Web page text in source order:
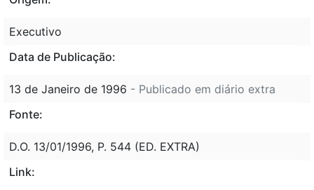
Executivo
Data de Publicação:
13 de Janeiro de 1996 - Publicado em diário extra
Fonte:
D.O. 13/01/1996, P. 544 (ED. EXTRA)
Link: